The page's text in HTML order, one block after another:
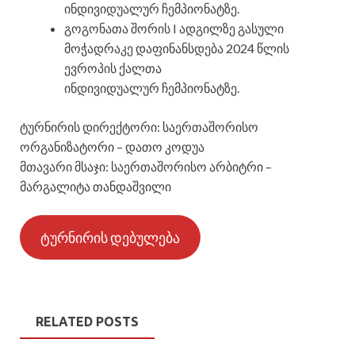
ინდივიდუალურ ჩემპიონატზე.
გოგონათა შორის I ადგილზე გასული
მოჭადრაკე დაფინანსდება 2024 წლის
ევროპის ქალთა
ინდივიდუალურ ჩემპიონატზე.
ტურნირის დირექტორი: საერთაშორისო
ორგანიზატორი – დათო კოდუა
მთავარი მსაჯი: საერთაშორისო არბიტრი –
მარგალიტა თანდაშვილი
ტურნირის დებულება
RELATED POSTS